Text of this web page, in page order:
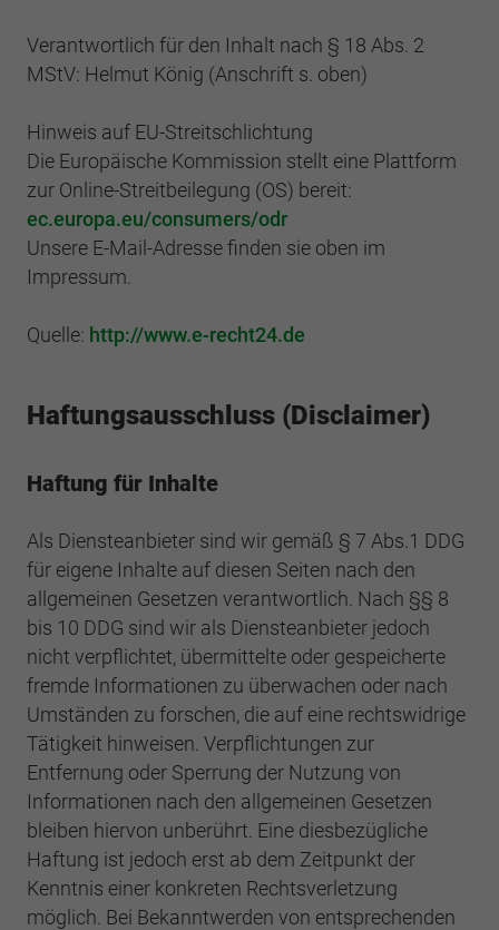
Verantwortlich für den Inhalt nach § 18 Abs. 2
MStV: Helmut König (Anschrift s. oben)
Hinweis auf EU-Streitschlichtung
Die Europäische Kommission stellt eine Plattform
zur Online-Streitbeilegung (OS) bereit:
ec.europa.eu/consumers/odr
Unsere E-Mail-Adresse finden sie oben im
Impressum.
Quelle: http://www.e-recht24.de
Haftungsausschluss (Disclaimer)
Haftung für Inhalte
Als Diensteanbieter sind wir gemäß § 7 Abs.1 DDG
für eigene Inhalte auf diesen Seiten nach den
allgemeinen Gesetzen verantwortlich. Nach §§ 8
bis 10 DDG sind wir als Diensteanbieter jedoch
nicht verpflichtet, übermittelte oder gespeicherte
fremde Informationen zu überwachen oder nach
Umständen zu forschen, die auf eine rechtswidrige
Tätigkeit hinweisen. Verpflichtungen zur
Entfernung oder Sperrung der Nutzung von
Informationen nach den allgemeinen Gesetzen
bleiben hiervon unberührt. Eine diesbezügliche
Haftung ist jedoch erst ab dem Zeitpunkt der
Kenntnis einer konkreten Rechtsverletzung
möglich. Bei Bekanntwerden von entsprechenden
Zweck
Speicherung Ihrer vorgenommen
Einstellungen, falls der Webseiten-Betreiber
Anbieter BWV Saarland
Laufzeit
Zweck
Speicherung der Benutzer-ID bei
Laufzeit 2 Jahre
Zweck
Sammelt Daten dazu, wie oft ein Benutzer
den ersten und letzten Besuch. Von Google
Analytics verwendet.
_gid
Anbieter
Laufzeit 1 Tag
Zweck
wird, um statistische Daten dazu, wie der